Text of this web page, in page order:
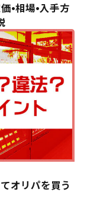
•相場•入手方
オリパを買う